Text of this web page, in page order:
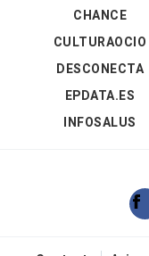
CHANCE
CULTURAOCIO
DESCONECTA
EPDATA.ES
INFOSALUS